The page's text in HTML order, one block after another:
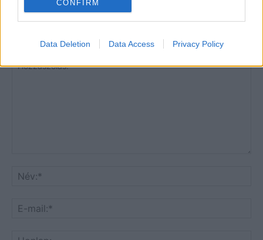
CONFIRM
Data Deletion Data Access Privacy Policy
HOZZÁSZÓLOK A CIKKHEZ